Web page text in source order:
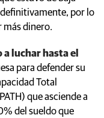
por lo
más dinero.
luchar hasta el
para defender su
Total
que asciende a
del sueldo que